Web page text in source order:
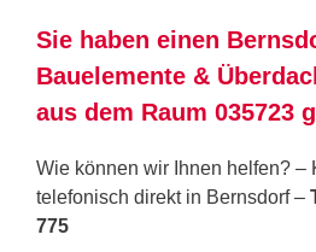
Sie haben einen
Bauelemente &
aus dem Raum 035723
Wie können wir Ihnen helfen? –
telefonisch direkt in Bernsdorf –
775